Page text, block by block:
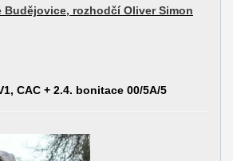
Budějovice, rozhodčí Oliver Simon
CAC + 2.4. bonitace 00/5A/5